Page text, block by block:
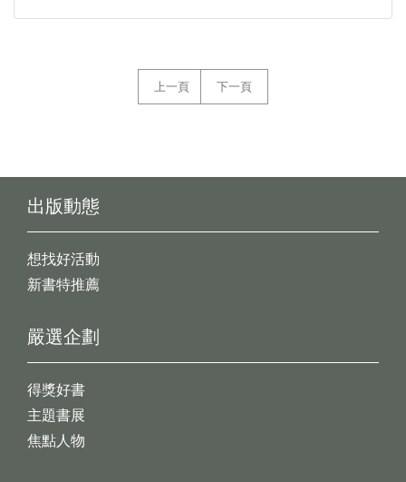
上一頁 下一頁
出版動態
想找好活動
新書特推薦
嚴選企劃
得獎好書
主題書展
焦點人物